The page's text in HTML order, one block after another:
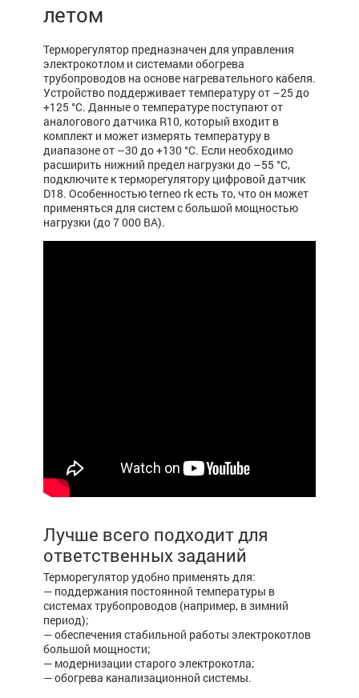
летом
Терморегулятор предназначен для управления
электрокотлом и системами обогрева
трубопроводов на основе нагревательного кабеля.
Устройство поддерживает температуру от –25 до
+125 °С. Данные о температуре поступают от
аналогового датчика R10, который входит в
комплект и может измерять температуру в
диапазоне от –30 до +130 °C. Если необходимо
расширить нижний предел нагрузки до –55 °С,
подключите к терморегулятору цифровой датчик
D18. Особенностью terneo rk есть то, что он может
применяться для систем с большой мощностью
нагрузки (до 7 000 ВА).
Лучше всего подходит для
ответственных заданий
Терморегулятор удобно применять для:
— поддержания постоянной температуры в
системах трубопроводов (например, в зимний
период);
—обеспечения стабильной работы электрокотлов
большой мощности;
— модернизации старого электрокотла;
—обогрева канализационной системы.